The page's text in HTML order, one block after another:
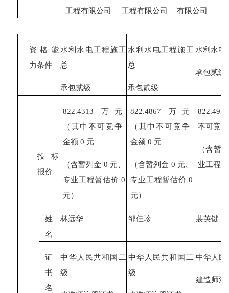
工程有限公司
工程有限公司
有限公司
资格能
力条件
水利水电工程施工
总
承包贰级
水利水电工程施工
总
承包贰级
水利水电
承包贰级
投标
报价
822.4313
万元
（其中不可竞争
金额 0 元
（含暂列金 0 元、
专业工程暂估价 0
元）
822.4867
万元
（其中不可竞争
金额 0 元
（含暂列金 0 元、
专业工程暂估价 0
元）
822.4958
不可竞
（含暂
业工程
姓
名
林远华 邹佳珍 裴英键
证
书
名
中华人民共和国二
级
中华人民共和国二
级
中华人民
建造师注